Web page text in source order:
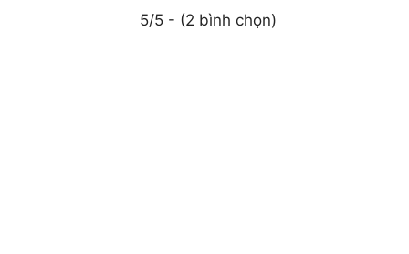
Nghệ An
Ninh Bình
5/5 - (2 bình chọn)